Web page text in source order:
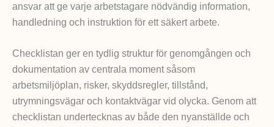
ansvar att ge varje arbetstagare nödvändig information,
handledning och instruktion för ett säkert arbete.
Checklistan ger en tydlig struktur för genomgången och
dokumentation av centrala moment såsom
arbetsmiljöplan, risker, skyddsregler, tillstånd,
utrymningsvägar och kontaktvägar vid olycka. Genom att
checklistan undertecknas av både den nyanställde och